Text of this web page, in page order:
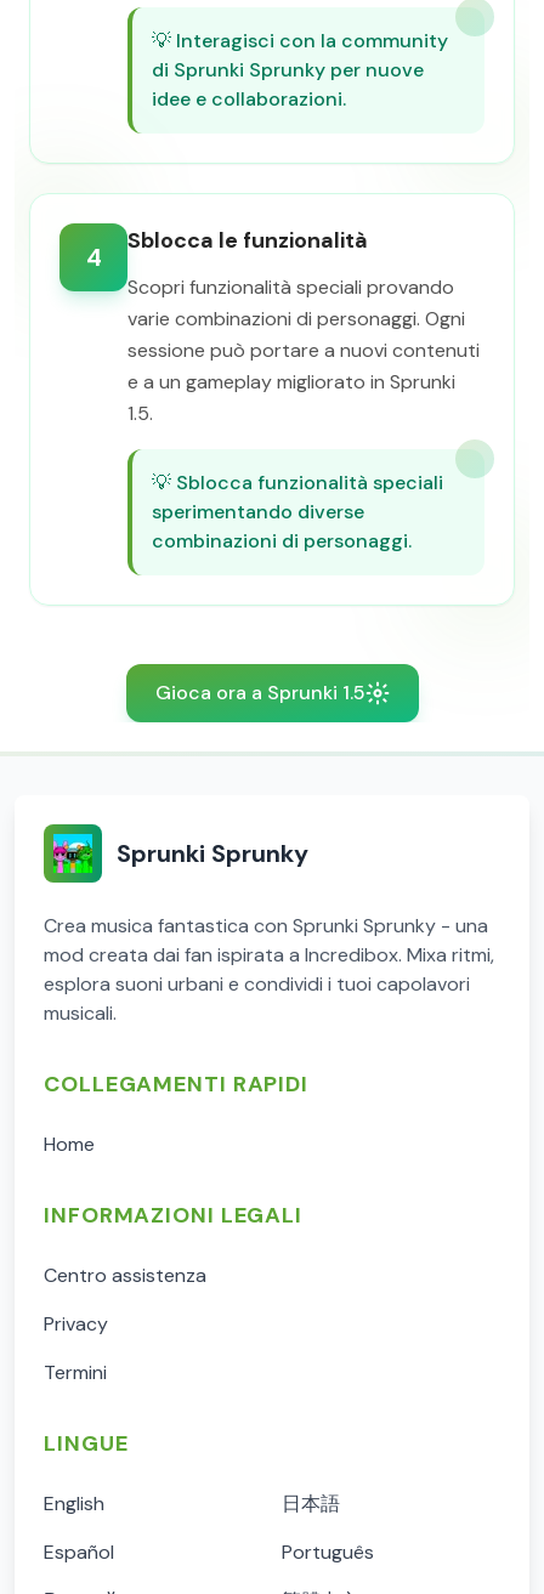
💡 Interagisci con la community
di Sprunki Sprunky per nuove
idee e collaborazioni.
4
Sblocca le funzionalità
Scopri funzionalità speciali provando
varie combinazioni di personaggi. Ogni
sessione può portare a nuovi contenuti
e a un gameplay migliorato in Sprunki
1.5.
💡 Sblocca funzionalità speciali
sperimentando diverse
combinazioni di personaggi.
Gioca ora a Sprunki 1.5
Sprunki Sprunky
Crea musica fantastica con Sprunki Sprunky - una
mod creata dai fan ispirata a Incredibox. Mixa ritmi,
esplora suoni urbani e condividi i tuoi capolavori
musicali.
COLLEGAMENTI RAPIDI
Home
INFORMAZIONI LEGALI
Centro assistenza
Privacy
Termini
LINGUE
English
日本語
Español
Português